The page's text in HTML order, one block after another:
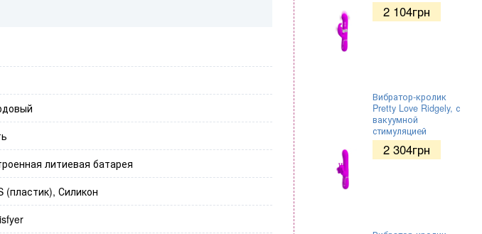
литиевая батарея
(пластик), Силикон
2 104грн
Вибратор-кролик
Pretty Love Ridgely, с
вакуумной
стимуляцией
2 304грн